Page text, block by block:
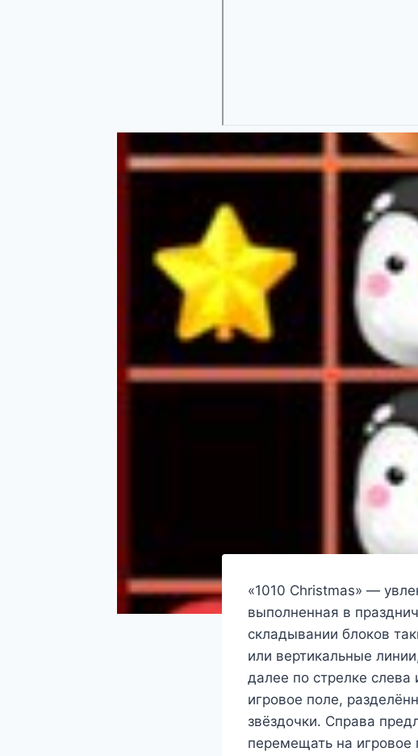
«1010 Christmas» —
выполненная в
складывании блоков
или вертикальные
далее по стрелке
игровое поле,
звёздочки. Справа
перемещать на игровое